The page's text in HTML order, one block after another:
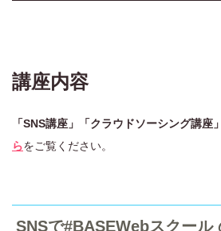
講座内容
「SNS講座」「クラウドソーシング講座
らをご覧ください。
SNSで#BASEWebスクール